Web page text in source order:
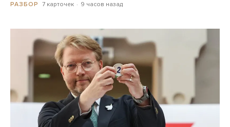
РАЗБОР 7 карточек 9 часов назад